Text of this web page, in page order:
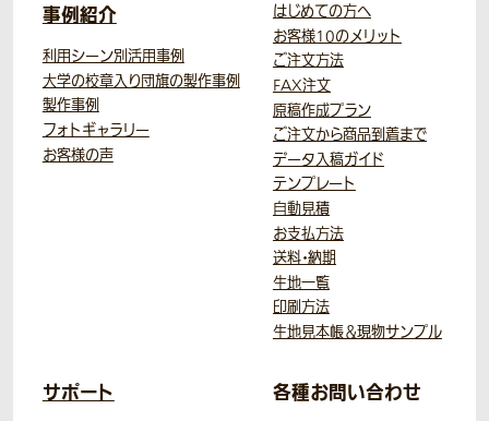
事例紹介
利用シーン別活用事例
大学の校章入り団旗の製作事例
製作事例
フォトギャラリー
お客様の声
はじめての方へ
お客様10のメリット
ご注文方法
FAX注文
原稿作成プラン
ご注文から商品到着まで
データ入稿ガイド
テンプレート
自動見積
お支払方法
送料・納期
生地一覧
印刷方法
生地見本帳＆現物サンプル
サポート 各種お問い合わせ